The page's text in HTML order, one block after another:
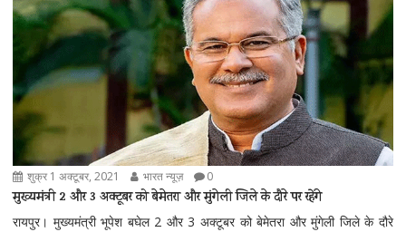
शुक्र 1 अक्टूबर, 2021 भारत न्यूज़ 0
मुख्यमंत्री 2 और 3 अक्टूबर को बेमेतरा और मुंगेली जिले के दौरे पर रहेंगे
रायपुर। मुख्यमंत्री भूपेश बघेल 2 और 3 अक्टूबर को बेमेतरा और मुंगेली जिले के दौरे